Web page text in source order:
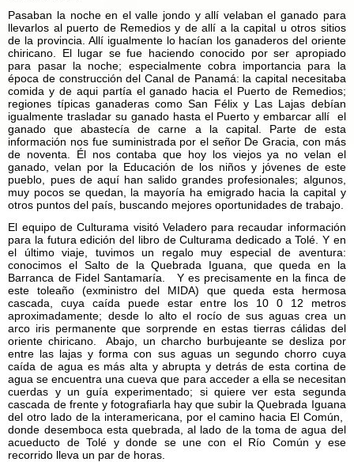
Pasaban la noche en el valle jondo y allí velaban el ganado para
llevarlos al puerto de Remedios y de allí a la capital u otros sitios
de la provincia. Allí igualmente lo hacían los ganaderos del oriente
chiricano. El lugar se fue haciendo conocido por ser apropiado
para pasar la noche; especialmente cobra importancia para la
época de construcción del Canal de Panamá: la capital necesitaba
comida y de aqui partía el ganado hacia el Puerto de Remedios;
regiones típicas ganaderas como San Félix y Las Lajas debían
igualmente trasladar su ganado hasta el Puerto y embarcar allí el
ganado que abastecía de carne a la capital. Parte de esta
información nos fue suministrada por el señor De Gracia, con más
de noventa. Él nos contaba que hoy los viejos ya no velan el
ganado, velan por la Educación de los niños y jóvenes de este
pueblo, pues de aquí han salido grandes profesionales; algunos,
muy pocos se quedan, la mayoría ha emigrado hacia la capital y
otros puntos del país, buscando mejores oportunidades de trabajo.
El equipo de Culturama visitó Veladero para recaudar información
para la futura edición del libro de Culturama dedicado a Tolé. Y en
el último viaje, tuvimos un regalo muy especial de aventura:
conocimos el Salto de la Quebrada Iguana, que queda en la
Barranca de Fidel Santamaría. Y es precisamente en la finca de
este toleaño (exministro del MIDA) que queda esta hermosa
cascada, cuya caída puede estar entre los 10 0 12 metros
aproximadamente; desde lo alto el rocío de sus aguas crea un
arco iris permanente que sorprende en estas tierras cálidas del
oriente chiricano. Abajo, un charcho burbujeante se desliza por
entre las lajas y forma con sus aguas un segundo chorro cuya
caída de agua es más alta y abrupta y detrás de esta cortina de
agua se encuentra una cueva que para acceder a ella se necesitan
cuerdas y un guía experimentado; si quiere ver esta segunda
cascada de frente y fotografiarla hay que subir la Quebrada Iguana
del otro lado de la interamericana, por el camino hacia El Común,
donde desemboca esta quebrada, al lado de la toma de agua del
acueducto de Tolé y donde se une con el Río Común y ese
recorrido lleva un par de horas.